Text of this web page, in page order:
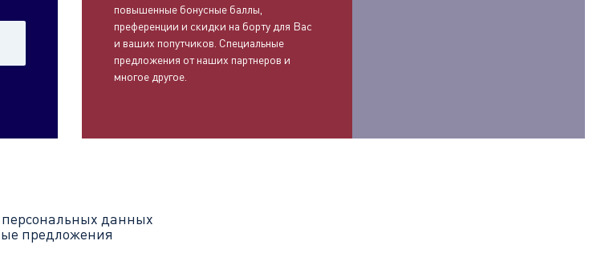
повышенные бонусные баллы,
преференции и скидки на борту для Вас
и ваших попутчиков. Специальные
предложения от наших партнеров и
многое другое.
персональных данных
предложения